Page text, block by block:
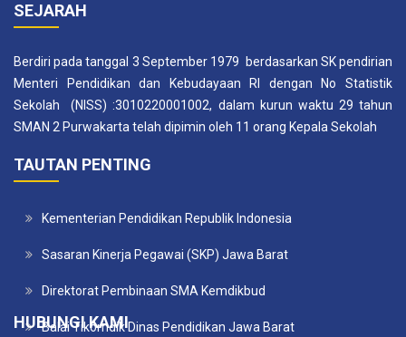
SEJARAH
Berdiri pada tanggal 3 September 1979 berdasarkan SK pendirian
Menteri Pendidikan dan Kebudayaan RI dengan No Statistik
Sekolah (NISS) :3010220001002, dalam kurun waktu 29 tahun
SMAN 2 Purwakarta telah dipimin oleh 11 orang Kepala Sekolah
TAUTAN PENTING
Kementerian Pendidikan Republik Indonesia
Sasaran Kinerja Pegawai (SKP) Jawa Barat
Direktorat Pembinaan SMA Kemdikbud
Balai Tikomdik Dinas Pendidikan Jawa Barat
HUBUNGI KAMI